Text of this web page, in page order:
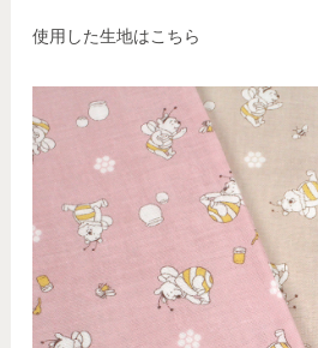
使用した生地はこちら